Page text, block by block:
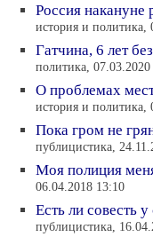
Россия накануне
история и политика,
Гатчина, 6 лет
политика,
О проблемах
история и политика,
Пока гром не
публицистика,
Моя полиция
06.04.2018 13:10
Есть ли совесть
публицистика,